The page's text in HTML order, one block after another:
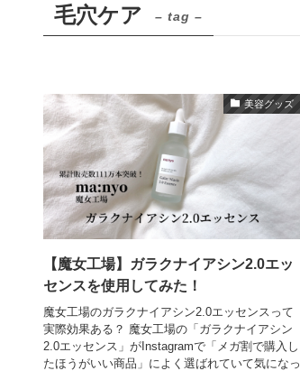
毛穴ケア – tag –
美容グッズ
【魔女工場】ガラクナイアシン2.0エッ
センスを使用してみた！
魔女工場のガラクナイアシン2.0エッセンスって
実際効果ある？ 魔女工場の「ガラクナイアシン
2.0エッセンス」がInstagramで「メガ割で購入し
たほうがいい商品」によく選ばれていて気になっ